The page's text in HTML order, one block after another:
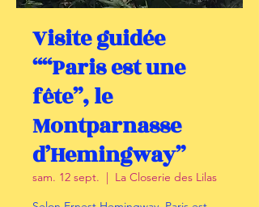
Visite guidée
““Paris est une
fête”, le
Montparnasse
d’Hemingway”
sam. 12 sept.
  |
La Closerie des Lilas